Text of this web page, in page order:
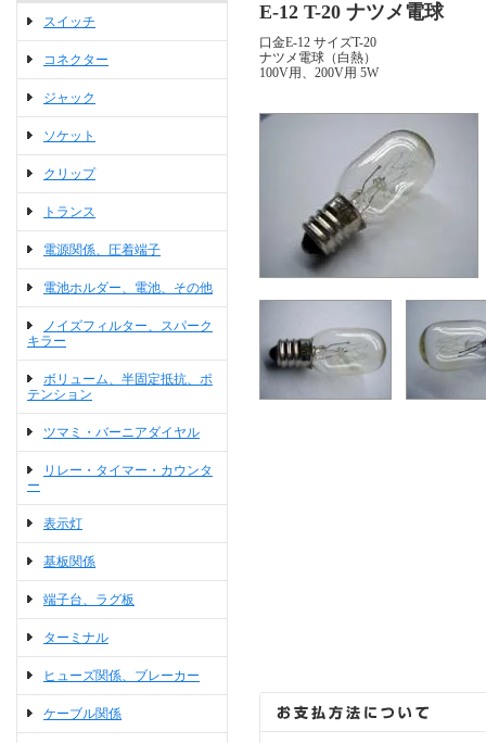
スイッチ
コネクター
ジャック
ソケット
クリップ
トランス
電源関係、圧着端子
電池ホルダー、電池、その他
ノイズフィルター、スパーク
キラー
ボリューム、半固定抵抗、ポ
テンション
ツマミ・バーニアダイヤル
リレー・タイマー・カウンタ
ー
表示灯
基板関係
端子台、ラグ板
ターミナル
ヒューズ関係、ブレーカー
ケーブル関係
E-12 T-20 ナツメ電球
口金E-12 サイズT-20
ナツメ電球（白熱）
100V用、200V用 5W